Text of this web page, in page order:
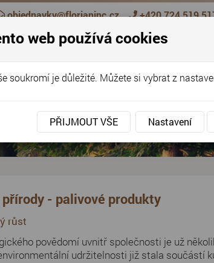
objednavky@florianinc.cz +420 724 519
- palivové produkty
růst
povědomí uvnitř společnosti je už
udržitelnosti již stala součástí
web používá cookies
soukromí je důležité. Můžete si vybrat z
PŘIJMOUT VŠE Nastavení